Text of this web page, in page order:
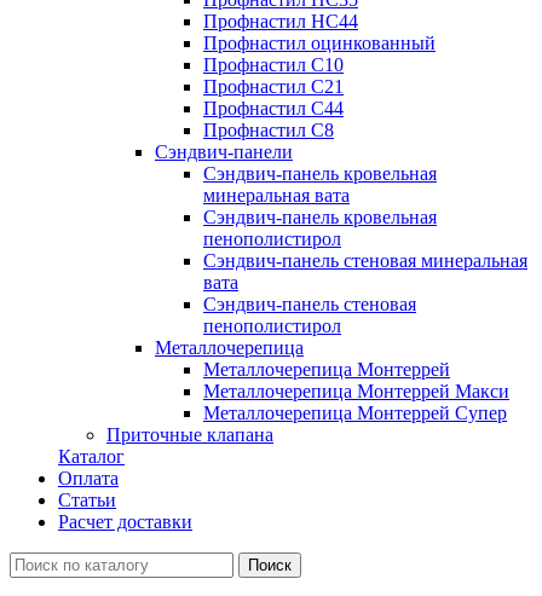
Профнастил НС44
Профнастил оцинкованный
Профнастил С10
Профнастил С21
Профнастил С44
Профнастил С8
Сэндвич-панели
Сэндвич-панель кровельная
минеральная вата
Сэндвич-панель кровельная
пенополистирол
Сэндвич-панель стеновая минеральная
вата
Сэндвич-панель стеновая
пенополистирол
Металлочерепица
Металлочерепица Монтеррей
Металлочерепица Монтеррей Макси
Металлочерепица Монтеррей Супер
Приточные клапана
Каталог
Оплата
Статьи
Расчет доставки